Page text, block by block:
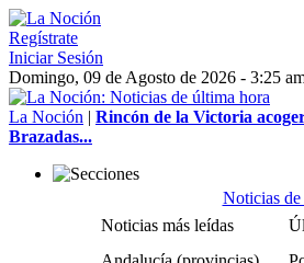
Regístrate
Iniciar Sesión
Domingo, 09 de Agosto de 2026 - 3:25
La Noción | Rincón de la Victoria
Brazadas...
Noticias de
Noticias más leídas